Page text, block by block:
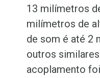
13 milímetros
milímetros de
de som é até 2
outros
acoplamento